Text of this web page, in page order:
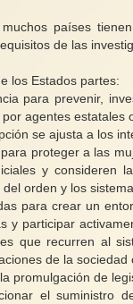
países
de las
los Estados partes:
para prevenir,
agentes estatales
se ajusta a los
proteger a las
y consideren
orden y los
para crear un
y participar
que recurren al
de la
promulgación de
el suministro